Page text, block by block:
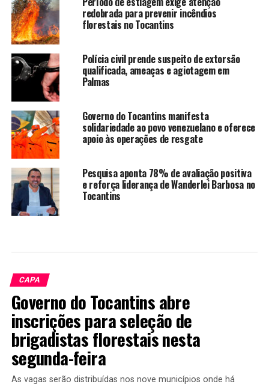
redobrada para prevenir incêndios
florestais no Tocantins
Polícia civil prende suspeito de extorsão
qualificada, ameaças e agiotagem em
Palmas
Governo do Tocantins manifesta
solidariedade ao povo venezuelano e oferece
apoio às operações de resgate
Pesquisa aponta 78% de avaliação positiva
e reforça liderança de Wanderlei Barbosa no
Tocantins
CAPA
Governo do Tocantins abre
inscrições para seleção de
brigadistas florestais nesta
segunda-feira
As vagas serão distribuídas nos nove municípios onde há